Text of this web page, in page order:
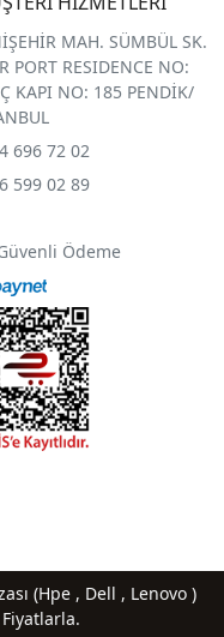
MAH. SÜMBÜL SK.
PORT RESIDENCE NO:
KAPI NO: 185 PENDİK/
696 72 02
599 02 89
Ödeme
(Hpe , Dell , Lenovo )